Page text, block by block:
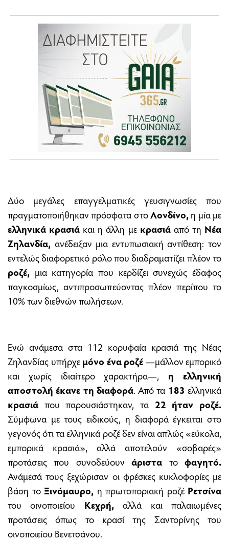
Δύο μεγάλες επαγγελματικές γευσιγνωσίες που
πραγματοποιήθηκαν πρόσφατα στοΛονδίνο,η μία με
ελληνικά κρασιά και η άλλη με κρασιάαπό τη Νέα
Ζηλανδία, ανέδειξαν μια εντυπωσιακή αντίθεση: τον
εντελώς διαφορετικό ρόλο που διαδραματίζει πλέον το
ροζέ, μια κατηγορία που κερδίζει συνεχώς έδαφος
παγκοσμίως, αντιπροσωπεύοντας πλέον περίπου το
10% των διεθνών πωλήσεων.
Ενώ ανάμεσα στα 112 κορυφαία κρασιά της Νέας
Ζηλανδίας υπήρχεμόνο ένα ροζέ—μάλλον εμπορικό
και χωρίς ιδιαίτερο χαρακτήρα—, η ελληνική
αποστολή έκανε τη διαφορά. Από τα 183 ελληνικά
κρασιά που παρουσιάστηκαν, τα 22 ήταν ροζέ.
Σύμφωνα με τους ειδικούς, η διαφορά έγκειται στο
γεγονός ότι τα ελληνικά ροζέ δεν είναι απλώς «εύκολα,
εμπορικά κρασιά», αλλά αποτελούν «σοβαρές»
προτάσεις που συνοδεύουνάριστα τοφαγητό.
Ανάμεσά τους ξεχώρισαν οι φρέσκες κυκλοφορίες με
βάση το Ξινόμαυρο, η πρωτοποριακή ροζέ Ρετσίνα
του οινοποιείου Κεχρή,αλλά και παλαιωμένες
προτάσεις όπως το κρασί της Σαντορίνης του
οινοποιείου Βενετσάνου.